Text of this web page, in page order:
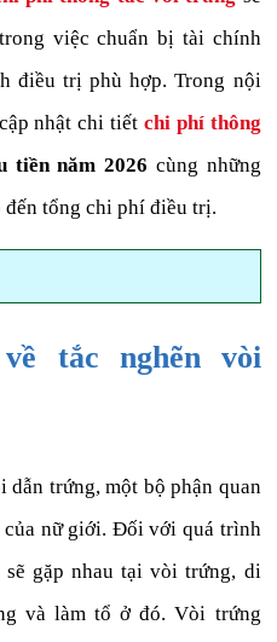
việc chuẩn bị tài chính
điều trị phù hợp. Trong nội
nhật chi tiết chi phí thông
tiền năm 2026 cùng những
tổng chi phí điều trị.
tắc nghẽn vòi
trứng, một bộ phận quan
của nữ giới. Đối với quá trình
gặp nhau tại vòi trứng, di
và làm tổ ở đó. Vòi trứng